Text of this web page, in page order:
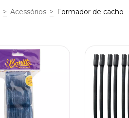
> Acessórios > Formador de cacho